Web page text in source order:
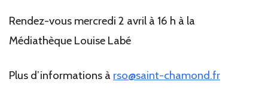
Rendez-vous mercredi 2 avril à 16 h à la
Médiathèque Louise Labé
Plus d’informations à rso@saint-chamond.fr